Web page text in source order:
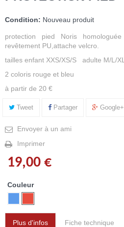
Condition: Nouveau produit
protection pied Noris homologuée
revêtement PU,attache velcro.
tailles enfant XXS/XS/S adulte M/L/
2 coloris rouge et bleu
à partir de 20 €
Tweet Partager Google+
Envoyer à un ami
Imprimer
19,00 €
Couleur
Plus d'infos Fiche technique